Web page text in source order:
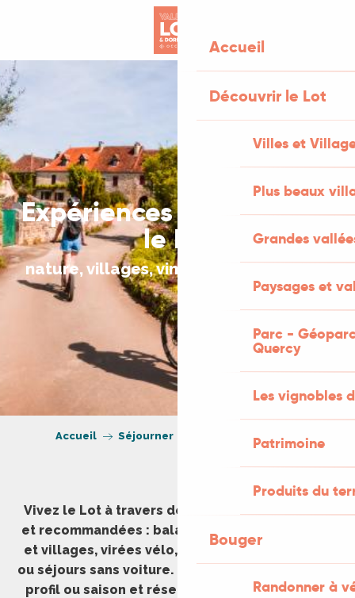
principal
Accueil
Découvrir le Lot
Villes et
Plus beaux
Grandes
Paysages et
Parc -
Quercy
Les vignobles
Patrimoine
Produits du
Bouger
Randonner à
Expériences à vivre dans
le Lot
nature, villages, vin & micro-aventures
Accueil Séjourner Expériences à vivre
Vivez le Lot à travers des expériences testées
et recommandées : balades en famille, grottes
et villages, virées vélo, week-ends gourmands
ou séjours sans voiture. Inspirez-vous, filtrez par
profil ou saison et réservez en quelques clics.